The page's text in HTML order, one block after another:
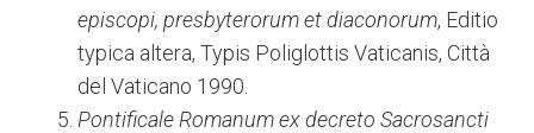
episcopi, presbyterorum et diaconorum, Editio
typica altera, Typis Poliglottis Vaticanis, Città
del Vaticano 1990.
Pontificale Romanum ex decreto Sacrosancti